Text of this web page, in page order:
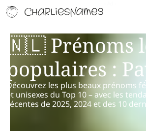
🇳🇱 Prénoms
populaires :
Découvrez les plus beaux prénoms
et unisexes du Top 10 – avec les
récentes de 2025, 2024 et des 10